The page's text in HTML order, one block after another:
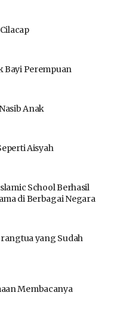
Bayi Perempuan
Anak
Aisyah
School Berhasil
di Berbagai Negara
yang Sudah
Membacanya